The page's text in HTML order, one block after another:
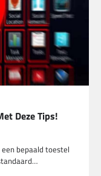
Deze Tips!
bepaald toestel